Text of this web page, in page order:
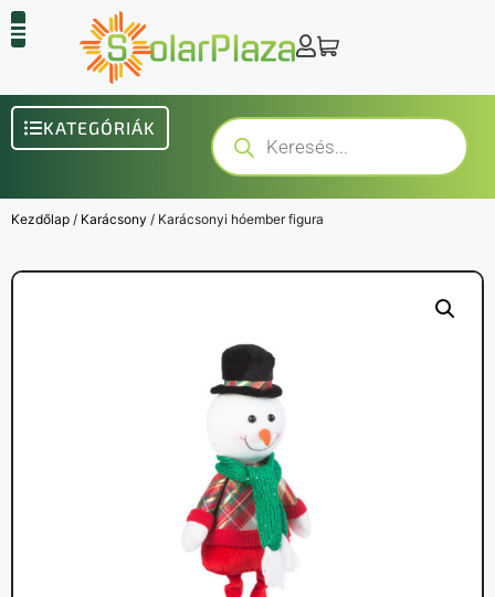
KATEGÓRIÁK
Kezdőlap / Karácsony / Karácsonyi hóember figura